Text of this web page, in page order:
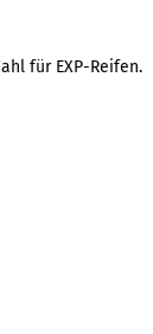
für EXP-Reifen.